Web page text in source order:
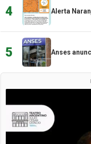
4 Alerta
5 Anses